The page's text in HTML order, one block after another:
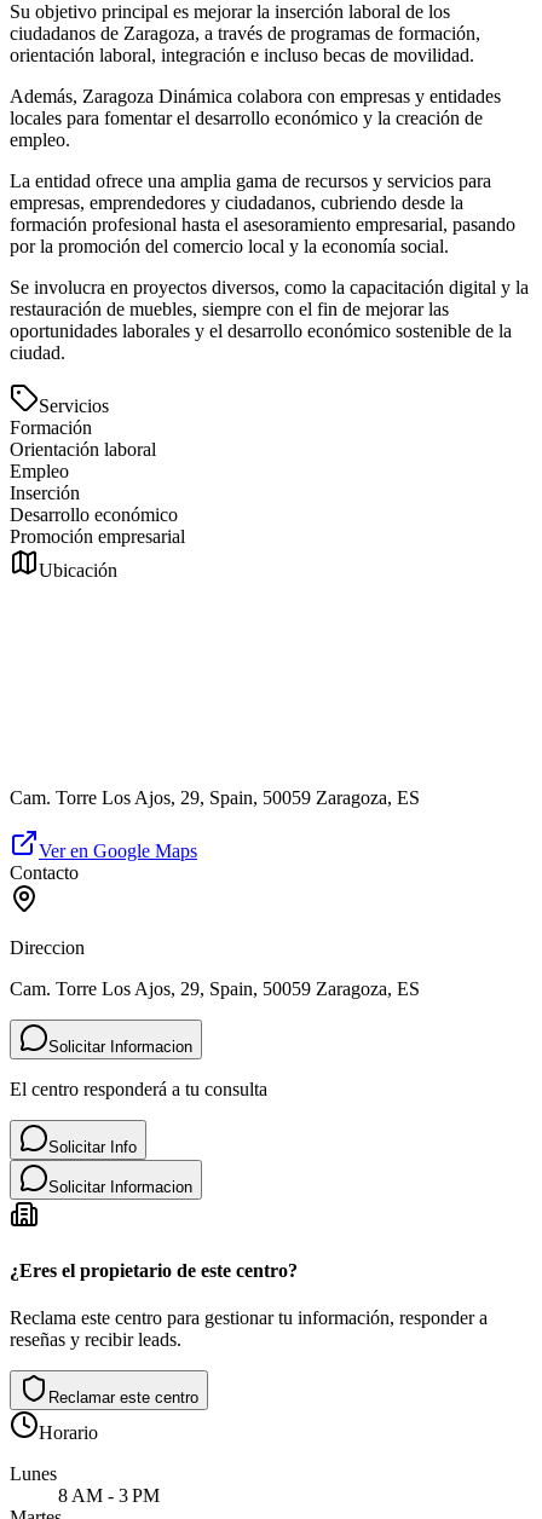
Su objetivo principal es mejorar la inserción laboral de los
ciudadanos de Zaragoza, a través de programas de formación,
orientación laboral, integración e incluso becas de movilidad.
Además, Zaragoza Dinámica colabora con empresas y entidades
locales para fomentar el desarrollo económico y la creación de
empleo.
La entidad ofrece una amplia gama de recursos y servicios para
empresas, emprendedores y ciudadanos, cubriendo desde la
formación profesional hasta el asesoramiento empresarial, pasando
por la promoción del comercio local y la economía social.
Se involucra en proyectos diversos, como la capacitación digital y la
restauración de muebles, siempre con el fin de mejorar las
oportunidades laborales y el desarrollo económico sostenible de la
ciudad.
Servicios
Formación
Orientación laboral
Empleo
Inserción
Desarrollo económico
Promoción empresarial
Ubicación
Cam. Torre Los Ajos, 29, Spain, 50059 Zaragoza, ES
Ver en Google Maps
Contacto
Direccion
Cam. Torre Los Ajos, 29, Spain, 50059 Zaragoza, ES
Solicitar Informacion
El centro responderá a tu consulta
Solicitar Info
Solicitar Informacion
¿Eres el propietario de este centro?
Reclama este centro para gestionar tu información, responder a
reseñas y recibir leads.
Reclamar este centro
Horario
Lunes
8 AM - 3 PM